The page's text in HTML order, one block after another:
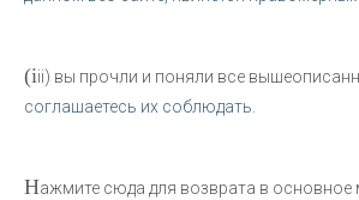
(iii) вы прочли и поняли все
соглашаетесь их соблюдать.
Нажмите сюда для возврата в основное